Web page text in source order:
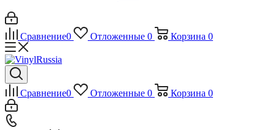
Сравнение0 Отложенные 0 Корзина 0
Сравнение0 Отложенные 0 Корзина 0